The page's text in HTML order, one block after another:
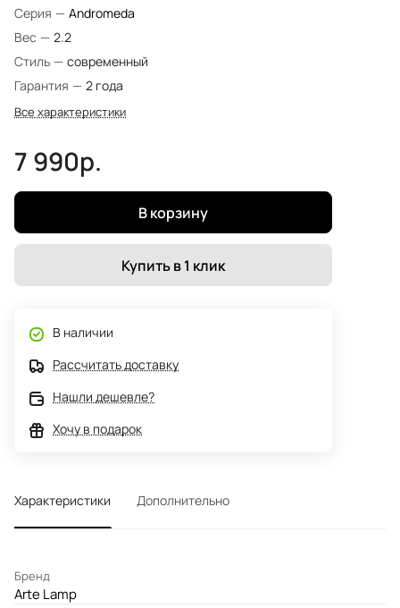
Серия — Andromeda
Вес — 2.2
Стиль — современный
Гарантия — 2 года
Все характеристики
7 990р.
В корзину
Купить в 1 клик
В наличии
Рассчитать доставку
Нашли дешевле?
Хочу в подарок
Характеристики Дополнительно
Бренд
Arte Lamp